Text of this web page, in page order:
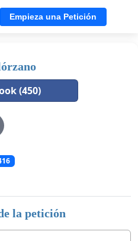
Empieza una Petición
(450)
la petición